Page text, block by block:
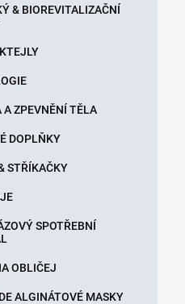
& BIOREVITALIZAČNÍ
A ZPEVNĚNÍ TĚLA
DOPLŇKY
STŘÍKAČKY
SPOTŘEBNÍ
OBLIČEJ
ALGINÁTOVÉ MASKY